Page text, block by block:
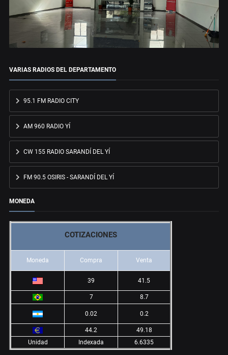
VARIAS RADIOS DEL DEPARTAMENTO
95.1 FM RADIO CITY
AM 960 RADIO YÍ
CW 155 RADIO SARANDÍ DEL YÍ
FM 90.5 OSIRIS - SARANDÍ DEL YÍ
MONEDA
COTIZACIONES
Moneda Compra Venta
39 41.5
7 8.7
0.02 0.2
44.2
49.18
Unidad
Indexada 6.6335